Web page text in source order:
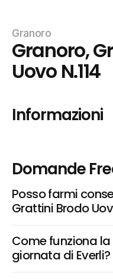
Granoro
Granoro,
Uovo N.114
Informazioni
Domande
Posso farmi
Grattini Brodo
Come funziona
giornata di Everli?